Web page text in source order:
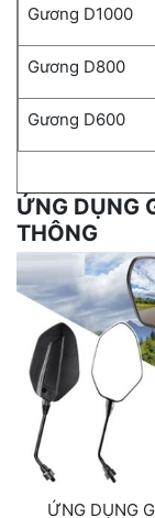
Gương D1000
Gương D800
Gương D600
ỨNG DỤNG
THÔNG
ỨNG DỤNG